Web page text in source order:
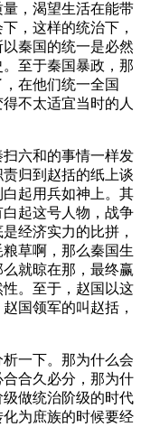
，渴望生活在能带
，这样的统治下，
秦国的统一是必然
至于秦国暴政，那
在他们统一全国
不太适宜当时的人
六和的事情一样发
归到赵括的纸上谈
起用兵如神上。其
起这号人物，战争
经济实力的比拼，
草啊，那么秦国生
就晾在那，最终赢
。至于，赵国以这
国领军的叫赵括，
一下。那为什么会
合久必分，那为什
做统治阶级的时代
为庶族的时候要经